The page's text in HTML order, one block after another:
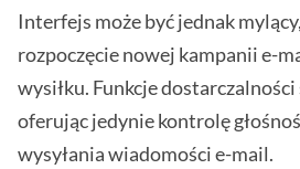
Interfejs może być jednak
rozpoczęcie nowej kampanii e-
wysiłku. Funkcje
oferując jedynie kontrolę
wysyłania wiadomości e-mail.